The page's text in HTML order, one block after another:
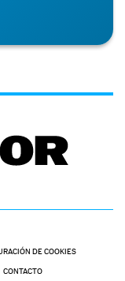
DE COOKIES
CONTACTO